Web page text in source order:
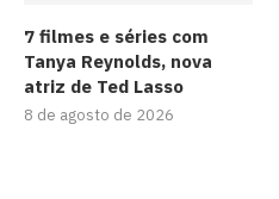
7 filmes e séries com
Tanya Reynolds, nova
atriz de Ted Lasso
8 de agosto de 2026